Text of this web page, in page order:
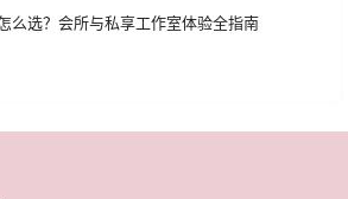
么选？会所与私享工作室体验全指南